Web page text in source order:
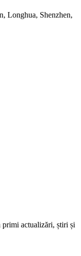
Longhua, Shenzhen,
primi actualizări, știri și